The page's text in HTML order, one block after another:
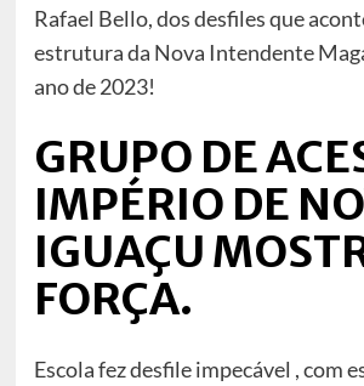
Rafael Bello, dos desfiles que
estrutura da Nova Intendente
ano de 2023!
GRUPO DE
IMPÉRIO DE
IGUAÇU
FORÇA.
Escola fez desfile impecável , com